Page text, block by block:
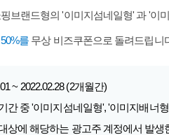
브랜드형의 '이미지섬네일형' 과 '이
를 무상 비즈쿠폰으로 돌려드립니
~ 2022.02.28 (2개월간)
간 중 '이미지섬네일형', '이미지배너
상에 해당하는 광고주 계정에서 발